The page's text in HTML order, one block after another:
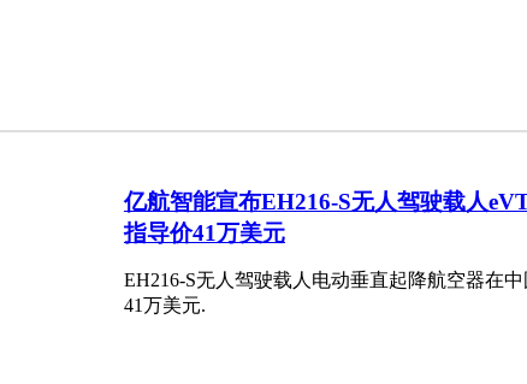
亿航智能宣布EH216-S无人驾驶载人
指导价41万美元
EH216-S无人驾驶载人电动垂直起降航空器在
41万美元.